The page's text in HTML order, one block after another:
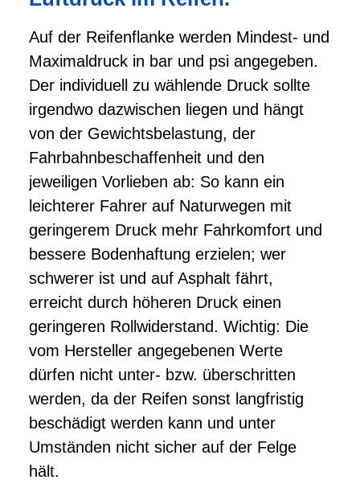
Auf der Reifenflanke werden Mindest- und
Maximaldruck in bar und psi angegeben.
Der individuell zu wählende Druck sollte
irgendwo dazwischen liegen und hängt
von der Gewichtsbelastung, der
Fahrbahnbeschaffenheit und den
jeweiligen Vorlieben ab: So kann ein
leichterer Fahrer auf Naturwegen mit
geringerem Druck mehr Fahrkomfort und
bessere Bodenhaftung erzielen; wer
schwerer ist und auf Asphalt fährt,
erreicht durch höheren Druck einen
geringeren Rollwiderstand. Wichtig: Die
vom Hersteller angegebenen Werte
dürfen nicht unter- bzw. überschritten
werden, da der Reifen sonst langfristig
beschädigt werden kann und unter
Umständen nicht sicher auf der Felge
hält.